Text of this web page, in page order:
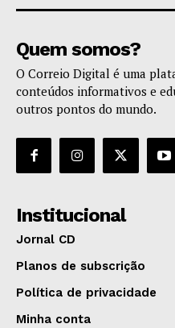
Quem somos?
O Correio Digital é uma
conteúdos informativos e
outros pontos do mundo.
Institucional
Jornal CD
Planos de subscrição
Política de privacidade
Minha conta